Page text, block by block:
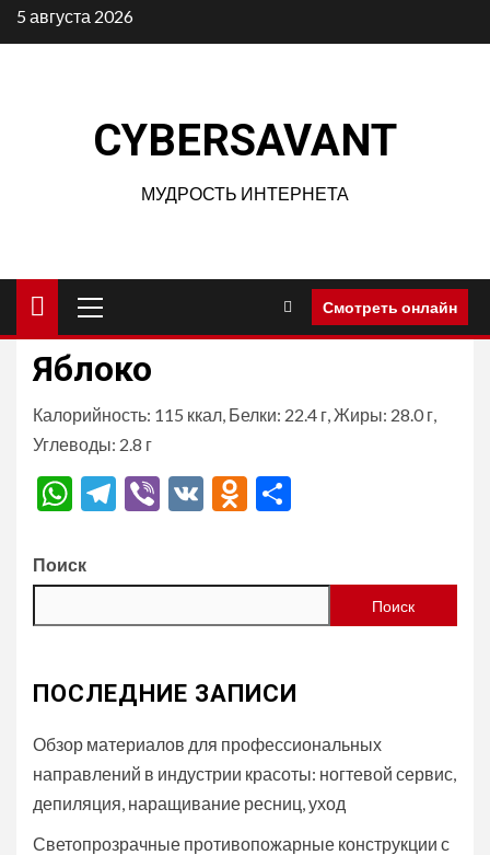
Перейти
к
5 августа 2026
CYBERSAVANT
МУДРОСТЬ ИНТЕРНЕТА
меню
Смотреть онлайн
Яблоко
Калорийность: 115 ккал, Белки: 22.4 г, Жиры: 28.0 г,
Углеводы: 2.8 г
WhatsApp
Telegram
Viber
VK Odnoklassniki
Поиск
Поиск
ПОСЛЕДНИЕ ЗАПИСИ
Обзор материалов для профессиональных
направлений в индустрии красоты: ногтевой сервис,
депиляция, наращивание ресниц, уход
Светопрозрачные противопожарные конструкции с